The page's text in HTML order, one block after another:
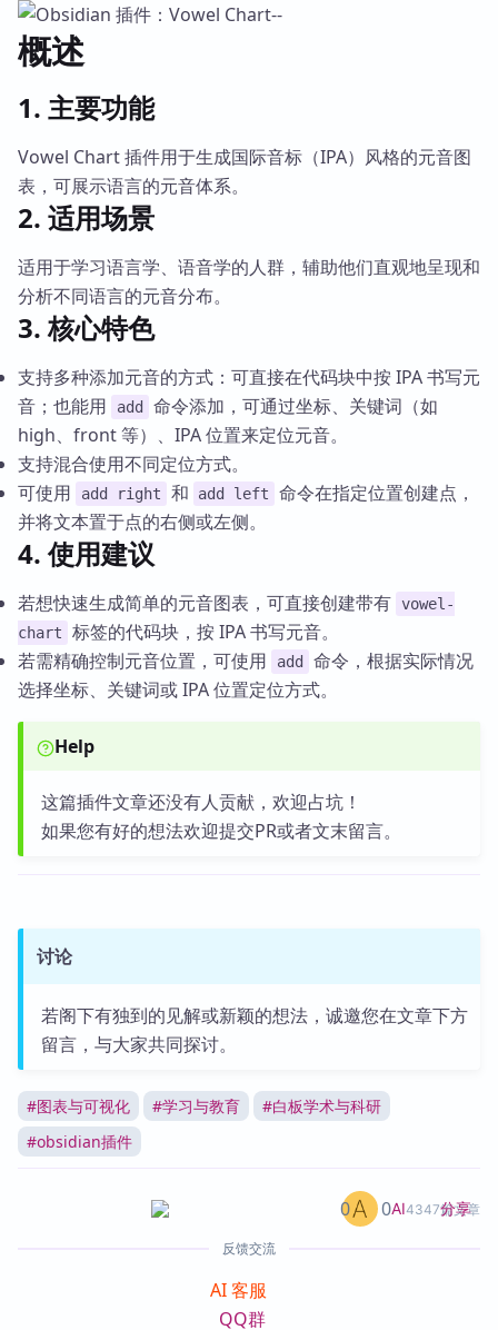
概述
1. 主要功能
Vowel Chart 插件用于生成国际音标（IPA）风格的元音图
表，可展示语言的元音体系。
2. 适用场景
适用于学习语言学、语音学的人群，辅助他们直观地呈现和
分析不同语言的元音分布。
3. 核心特色
支持多种添加元音的方式：可直接在代码块中按 IPA 书写元
音；也能用
add
命令添加，可通过坐标、关键词（如
high、front 等）、IPA 位置来定位元音。
支持混合使用不同定位方式。
可使用
add right 和 add left
命令在指定位置创建点，
并将文本置于点的右侧或左侧。
4. 使用建议
若想快速生成简单的元音图表，可直接创建带有 vowel-
chart
标签的代码块，按 IPA 书写元音。
若需精确控制元音位置，可使用
add
命令，根据实际情况
选择坐标、关键词或 IPA 位置定位方式。
Help
这篇插件文章还没有人贡献，欢迎占坑！
如果您有好的想法欢迎提交PR或者文末留言。
讨论
若阁下有独到的见解或新颖的想法，诚邀您在文章下方
留言，与大家共同探讨。
#图表与可视化 #学习与教育 #白板学术与科研
#obsidian插件
AI4347篇文章
0 0 分享
反馈交流
AI 客服
QQ群